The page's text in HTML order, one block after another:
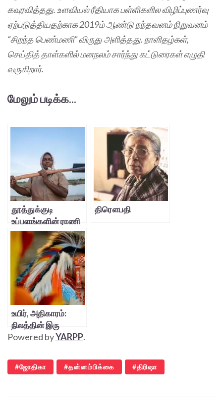
கவுரவித்தது. உளவியல் ரீதியாக பள்ளிகளில விழிப்புணர்வு
ஏற்படுத்தியதற்காக 2019ம் ஆண்டு நந்தவனம் நிறுவனம்
“சிறந்த பெண்மணி” விருது அளித்தது. நாளிதழ்கள்,
செய்தித் தாள்களில் மனநலம் சார்ந்து கட்டுரைகள் எழுதி
வருகிறார்.
மேலும் படிக்க...
தூத்துக்குடி
உப்பளங்களின் ராணி
திரௌபதி
உயிர், அதிகாரம்:
நிலத்தின் இரு
முகங்கள்
Powered byYARPP.
ஜோதிகா தன்னம்பிக்கை திரிஷா